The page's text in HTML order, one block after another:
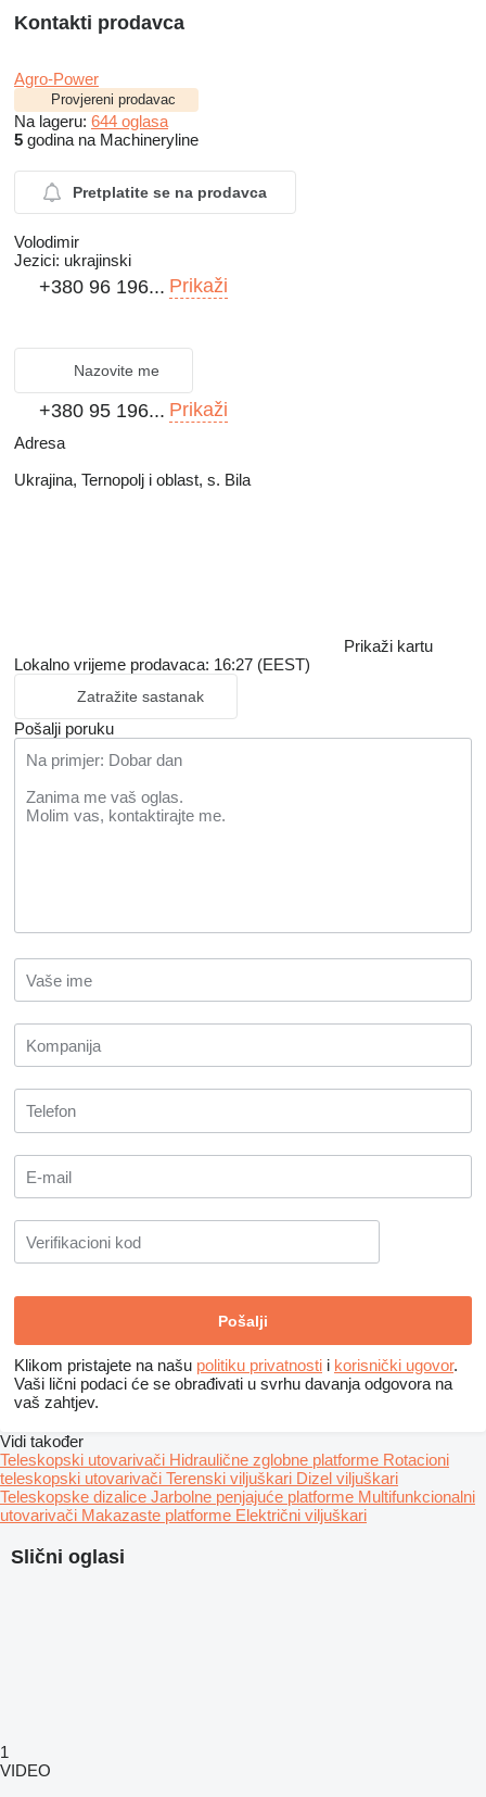
Kontakti prodavca
Agro-Power
Provjereni prodavac
Na lageru: 644 oglasa
5 godina na Machineryline
Pretplatite se na prodavca
Volodimir
Jezici: ukrajinski
+380 96 196... Prikaži
Nazovite me
+380 95 196... Prikaži
Adresa
Ukrajina, Ternopolj i oblast, s. Bila
Prikaži kartu
Lokalno vrijeme prodavaca: 16:27 (EEST)
Zatražite sastanak
Pošalji poruku
Klikom pristajete na našu politiku privatnosti i korisnički ugovor.
Vaši lični podaci će se obrađivati ​​u svrhu davanja odgovora na
vaš zahtjev.
Slični oglasi
1
VIDEO
Vidi također
Teleskopski utovarivači Hidraulične zglobne platforme Rotacioni
teleskopski utovarivači Terenski viljuškari Dizel viljuškari
Teleskopske dizalice Jarbolne penjajuće platforme Multifunkcionalni
utovarivači Makazaste platforme Električni viljuškari